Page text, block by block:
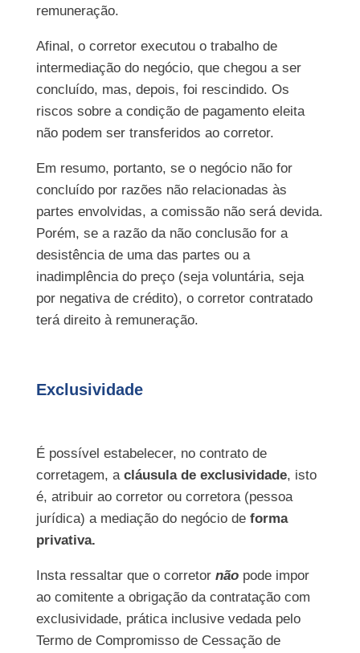
remuneração.
Afinal, o corretor executou o trabalho de
intermediação do negócio, que chegou a ser
concluído, mas, depois, foi rescindido. Os
riscos sobre a condição de pagamento eleita
não podem ser transferidos ao corretor.
Em resumo, portanto, se o negócio não for
concluído por razões não relacionadas às
partes envolvidas, a comissão não será devida.
Porém, se a razão da não conclusão for a
desistência de uma das partes ou a
inadimplência do preço (seja voluntária, seja
por negativa de crédito), o corretor contratado
terá direito à remuneração.
Exclusividade
É possível estabelecer, no contrato de
corretagem, a cláusula de exclusividade, isto
é, atribuir ao corretor ou corretora (pessoa
jurídica) a mediação do negócio de forma
privativa.
Insta ressaltar que o corretor nãopode impor
ao comitente a obrigação da contratação com
exclusividade, prática inclusive vedada pelo
Termo de Compromisso de Cessação de